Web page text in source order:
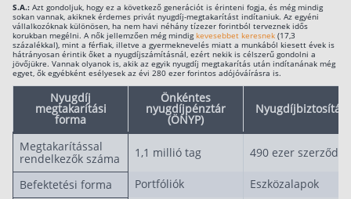
TBSZ számla
ETF
Gyermek megtakarítás
Babakötvény kisokos 👶
Lakástakarék
Hitel
Vállalkozói hitel
S.A.: Azt gondoljuk, hogy ez a következő generációt is érinteni fogja, és még mindig
sokan vannak, akiknek érdemes privát nyugdíj-megtakarítást indítaniuk. Az egyéni
vállalkozóknak különösen, ha nem havi néhány tízezer forintból terveznek idős
korukban megélni. A nők jellemzően még mindigkevesebbet keresnek (17,3
százalékkal), mint a férfiak, illetve a gyermeknevelés miatt a munkából kiesett évek is
hátrányosan érintik őket a nyugdíjszámításnál, ezért nekik is célszerű gondolni a
jövőjükre. Vannak olyanok is, akik az egyik nyugdíj megtakarítás után indítanának még
egyet, ők egyébként esélyesek az évi 280 ezer forintos adójóváírásra is.
Nyugdíj
megtakarítási
forma
Önkéntes
nyugdíjpénztár
(ÖNYP)
Nyugdíjbiztosítás
Megtakarítással
rendelkezők száma
1,1 millió tag 490 ezer szerződés
Befektetési forma Portfóliók Eszközalapok